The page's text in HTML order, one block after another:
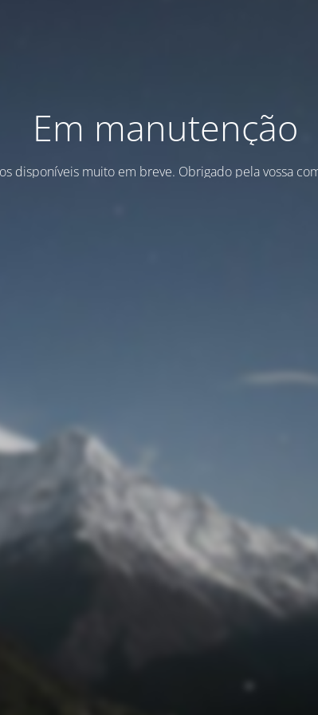
Em manutenção
disponíveis muito em breve. Obrigado pela vossa